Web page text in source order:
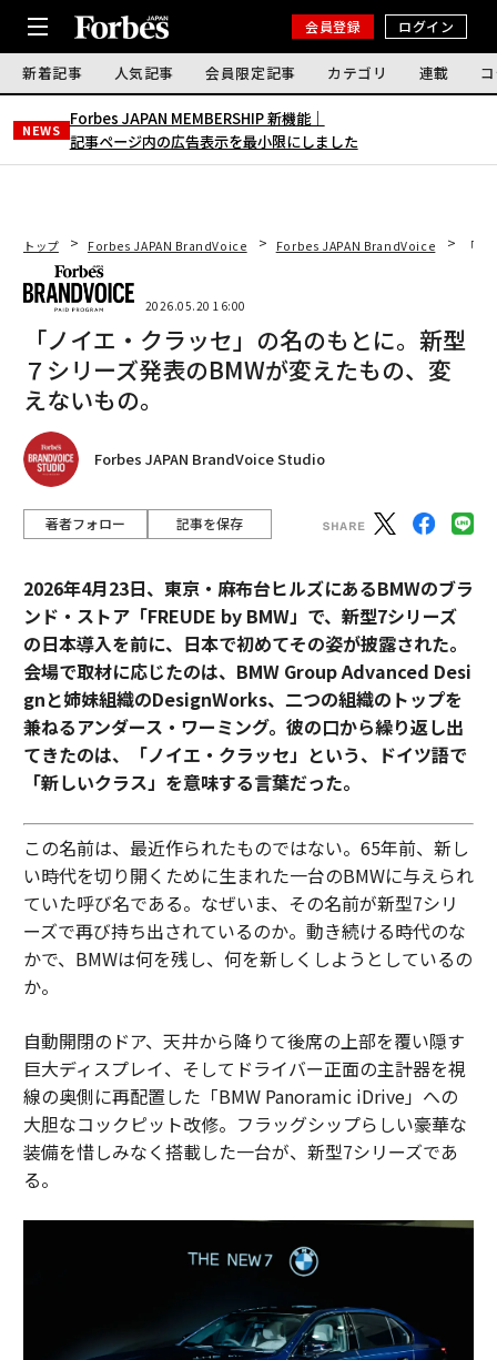
会員登録 ログイン
新着記事 人気記事 会員限定記事 カテゴリ 連載
NEWS
Forbes JAPAN MEMBERSHIP 新機能｜
記事ページ内の広告表示を最小限にしました
トップ Forbes JAPAN BrandVoice Forbes JAPAN BrandVoice 「
2026.05.20 16:00
「ノイエ・クラッセ」の名のもとに。新型
７シリーズ発表のBMWが変えたもの、変
えないもの。
Forbes JAPAN BrandVoice Studio
著者フォロー 記事を保存
2026年4月23日、東京・麻布台ヒルズにあるBMWのブラ
ンド・ストア「FREUDE by BMW」で、新型7シリーズ
の日本導入を前に、日本で初めてその姿が披露された。
会場で取材に応じたのは、BMW Group Advanced Desi
gnと姉妹組織のDesignWorks、二つの組織のトップを
兼ねるアンダース・ワーミング。彼の口から繰り返し出
てきたのは、「ノイエ・クラッセ」という、ドイツ語で
「新しいクラス」を意味する言葉だった。
この名前は、最近作られたものではない。65年前、新し
い時代を切り開くために生まれた一台のBMWに与えられ
ていた呼び名である。なぜいま、その名前が新型7シリ
ーズで再び持ち出されているのか。動き続ける時代のな
かで、BMWは何を残し、何を新しくしようとしているの
か。
自動開閉のドア、天井から降りて後席の上部を覆い隠す
巨大ディスプレイ、そしてドライバー正面の主計器を視
線の奥側に再配置した「BMW Panoramic iDrive」への
大胆なコックピット改修。フラッグシップらしい豪華な
装備を惜しみなく搭載した一台が、新型7シリーズであ
る。